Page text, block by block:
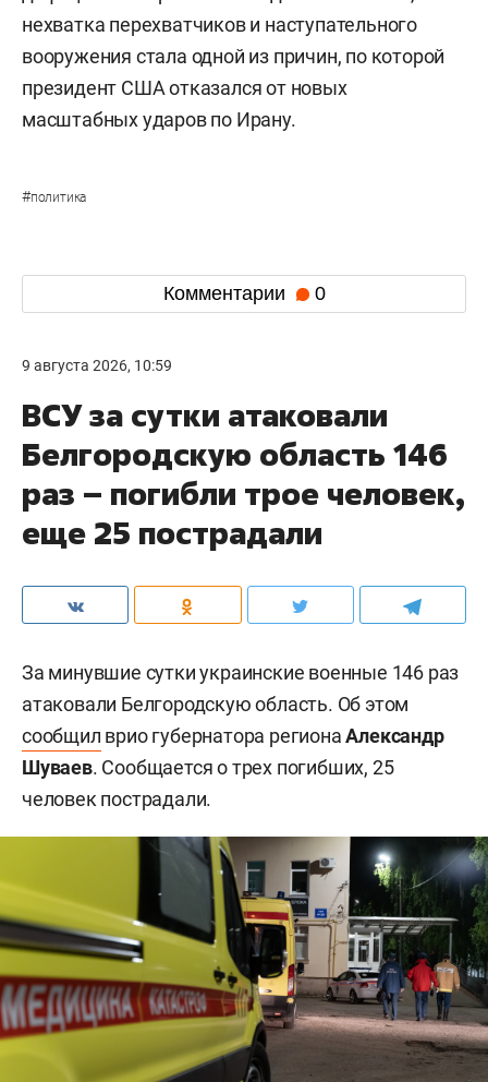
нехватка перехватчиков и наступательного
вооружения стала одной из причин, по которой
президент США отказался от новых
масштабных ударов по Ирану.
#политика
Комментарии 0
9 августа 2026, 10:59
ВСУ за сутки атаковали
Белгородскую область 146
раз – погибли трое человек,
еще 25 пострадали
За минувшие сутки украинские военные 146 раз
атаковали Белгородскую область. Об этом
сообщил врио губернатора регионаАлександр
Шуваев. Сообщается о трех погибших, 25
человек пострадали.